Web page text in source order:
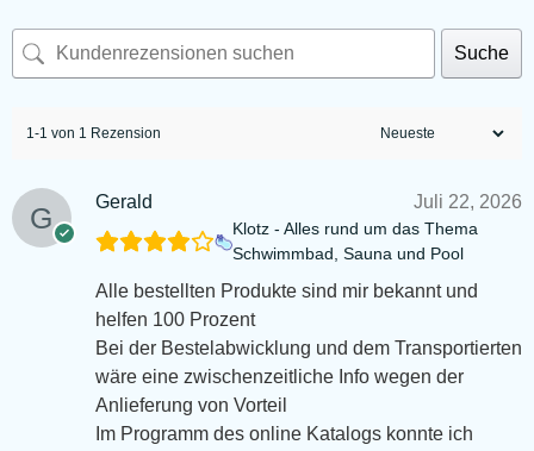
Suche
1-1 von 1 Rezension
Gerald Juli 22, 2026
Klotz - Alles rund um das Thema
Schwimmbad, Sauna und Pool
Alle bestellten Produkte sind mir bekannt und
helfen 100 Prozent
Bei der Bestelabwicklung und dem Transportierten
wäre eine zwischenzeitliche Info wegen der
Anlieferung von Vorteil
Im Programm des online Katalogs konnte ich